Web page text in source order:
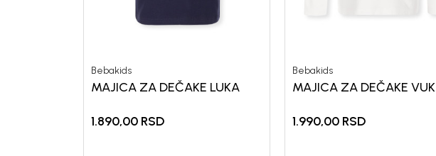
Bebakids
MAJICA ZA DEČAKE LUKA
1.890,00 RSD
Bebakids
MAJICA ZA DEČAKE VUK
1.990,00 RSD